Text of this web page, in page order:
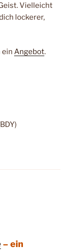
Vielleicht
lockerer,
ein Angebot.
– ein